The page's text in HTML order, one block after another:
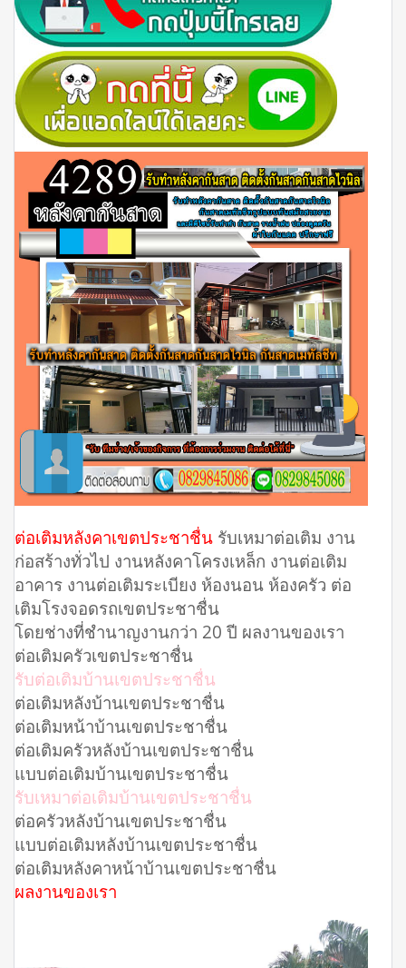
ต่อเติมหลังคาเขตประชาชื่น รับเหมาต่อเติม งาน
ก่อสร้างทั่วไป งานหลังคาโครงเหล็ก งานต่อเติม
อาคาร งานต่อเติมระเบียง ห้องนอน ห้องครัว ต่อ
เติมโรงจอดรถเขตประชาชื่น
โดยช่างที่ชำนาญงานกว่า 20 ปี ผลงานของเรา
ต่อเติมครัวเขตประชาชื่น
รับต่อเติมบ้านเขตประชาชื่น
ต่อเติมหลังบ้านเขตประชาชื่น
ต่อเติมหน้าบ้านเขตประชาชื่น
ต่อเติมครัวหลังบ้านเขตประชาชื่น
แบบต่อเติมบ้านเขตประชาชื่น
รับเหมาต่อเติมบ้านเขตประชาชื่น
ต่อครัวหลังบ้านเขตประชาชื่น
แบบต่อเติมหลังบ้านเขตประชาชื่น
ต่อเติมหลังคาหน้าบ้านเขตประชาชื่น
ผลงานของเรา